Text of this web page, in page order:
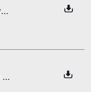
Та Батболдын утсанд холбогдлоо
Та Багабандийн утсанд холбогдлоо